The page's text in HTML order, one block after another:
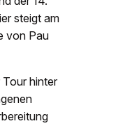
steigt am
von Pau
hinter